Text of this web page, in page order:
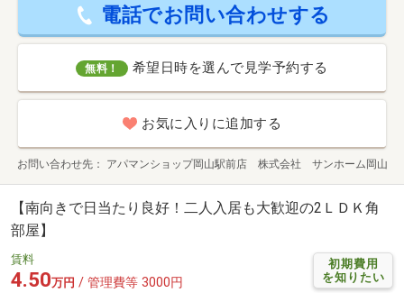
電話でお問い合わせする
無料！ 希望日時を選んで見学予約する
お気に入りに追加する
お問い合わせ先 アパマンショップ岡山駅前店 株式会社 サンホーム岡山
【南向きで日当たり良好！二人入居も大歓迎の2ＬＤＫ角
部屋】
初期費用
を知りたい
賃料
4.50万円 / 管理費等 3000円